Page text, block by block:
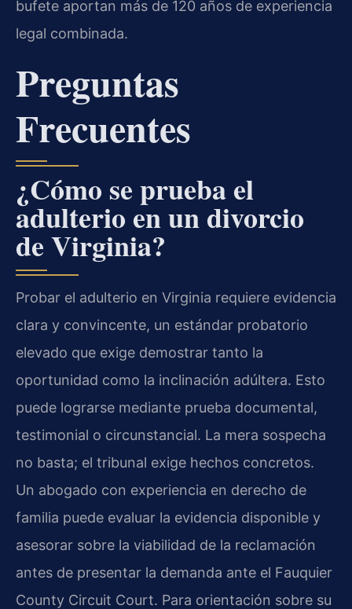
bufete aportan más de 120 años de experiencia
legal combinada.
Preguntas
Frecuentes
¿Cómo se prueba el
adulterio en un divorcio
de Virginia?
Probar el adulterio en Virginia requiere evidencia
clara y convincente, un estándar probatorio
elevado que exige demostrar tanto la
oportunidad como la inclinación adúltera. Esto
puede lograrse mediante prueba documental,
testimonial o circunstancial. La mera sospecha
no basta; el tribunal exige hechos concretos.
Un abogado con experiencia en derecho de
familia puede evaluar la evidencia disponible y
asesorar sobre la viabilidad de la reclamación
antes de presentar la demanda ante el Fauquier
County Circuit Court. Para orientación sobre su